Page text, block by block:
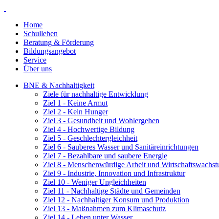
Home
Schulleben
Beratung & Förderung
Bildungsangebot
Service
Über uns
BNE & Nachhaltigkeit
Ziele für nachhaltige Entwicklung
Ziel 1 - Keine Armut
Ziel 2 - Kein Hunger
Ziel 3 - Gesundheit und Wohlergehen
Ziel 4 - Hochwertige Bildung
Ziel 5 - Geschlechtergleichheit
Ziel 6 - Sauberes Wasser und Sanitäreinrichtungen
Ziel 7 - Bezahlbare und saubere Energie
Ziel 8 - Menschenwürdige Arbeit und
Ziel 9 - Industrie, Innovation und Infrastruktur
Ziel 10 - Weniger Ungleichheiten
Ziel 11 - Nachhaltige Städte und Gemeinden
Ziel 12 - Nachhaltiger Konsum und Produktion
Ziel 13 - Maßnahmen zum Klimaschutz
Ziel 14 - Leben unter Wasser